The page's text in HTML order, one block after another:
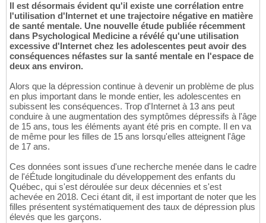
Il est désormais évident qu'il existe une corrélation entre
l'utilisation d'Internet et une trajectoire négative en matière
de santé mentale. Une nouvelle étude publiée récemment
dans Psychological Medicine a révélé qu'une utilisation
excessive d'Internet chez les adolescentes peut avoir des
conséquences néfastes sur la santé mentale en l'espace de
deux ans environ.
Alors que la dépression continue à devenir un problème de plus
en plus important dans le monde entier, les adolescentes en
subissent les conséquences. Trop d'Internet à 13 ans peut
conduire à une augmentation des symptômes dépressifs à l'âge
de 15 ans, tous les éléments ayant été pris en compte. Il en va
de même pour les filles de 15 ans lorsqu'elles atteignent l'âge
de 17 ans.
Ces données sont issues d'une recherche menée dans le cadre
de l'éÉtude longitudinale du développement des enfants du
Québec, qui s'est déroulée sur deux décennies et s'est
achevée en 2018. Ceci étant dit, il est important de noter que les
filles présentent systématiquement des taux de dépression plus
élevés que les garçons.